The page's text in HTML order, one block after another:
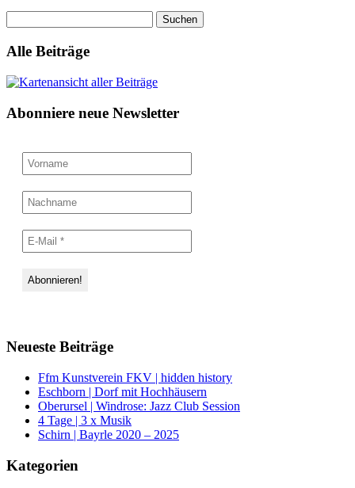
nach:
Alle Beiträge
Abonniere neue Newsletter
Neueste Beiträge
Ffm Kunstverein FKV | hidden history
Eschborn | Dorf mit Hochhäusern
Oberursel | Windrose: Jazz Club Session
4 Tage | 3 x Musik
Schirn | Bayrle 2020 – 2025
Kategorien